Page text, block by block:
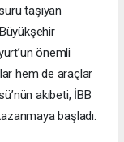
taşıyan
önemli
hem de araçlar
akıbeti, İBB
başladı.